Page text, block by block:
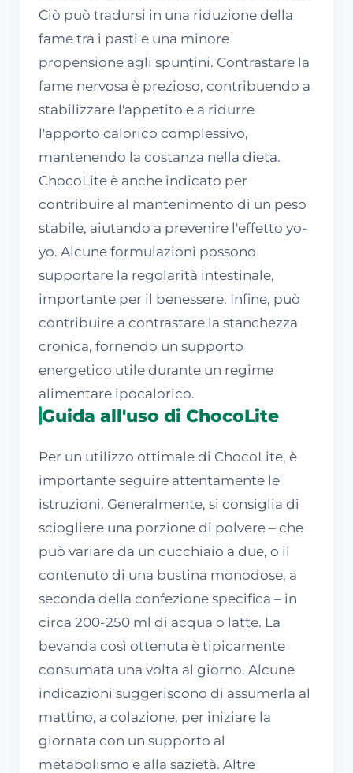
Ciò può tradursi in una riduzione della
fame tra i pasti e una minore
propensione agli spuntini. Contrastare la
fame nervosa è prezioso, contribuendo a
stabilizzare l'appetito e a ridurre
l'apporto calorico complessivo,
mantenendo la costanza nella dieta.
ChocoLite è anche indicato per
contribuire al mantenimento di un peso
stabile, aiutando a prevenire l'effetto yo-
yo. Alcune formulazioni possono
supportare la regolarità intestinale,
importante per il benessere. Infine, può
contribuire a contrastare la stanchezza
cronica, fornendo un supporto
energetico utile durante un regime
alimentare ipocalorico.
Guida all'uso di ChocoLite
Per un utilizzo ottimale di ChocoLite, è
importante seguire attentamente le
istruzioni. Generalmente, si consiglia di
sciogliere una porzione di polvere – che
può variare da un cucchiaio a due, o il
contenuto di una bustina monodose, a
seconda della confezione specifica – in
circa 200-250 ml di acqua o latte. La
bevanda così ottenuta è tipicamente
consumata una volta al giorno. Alcune
indicazioni suggeriscono di assumerla al
mattino, a colazione, per iniziare la
giornata con un supporto al
metabolismo e alla sazietà. Altre